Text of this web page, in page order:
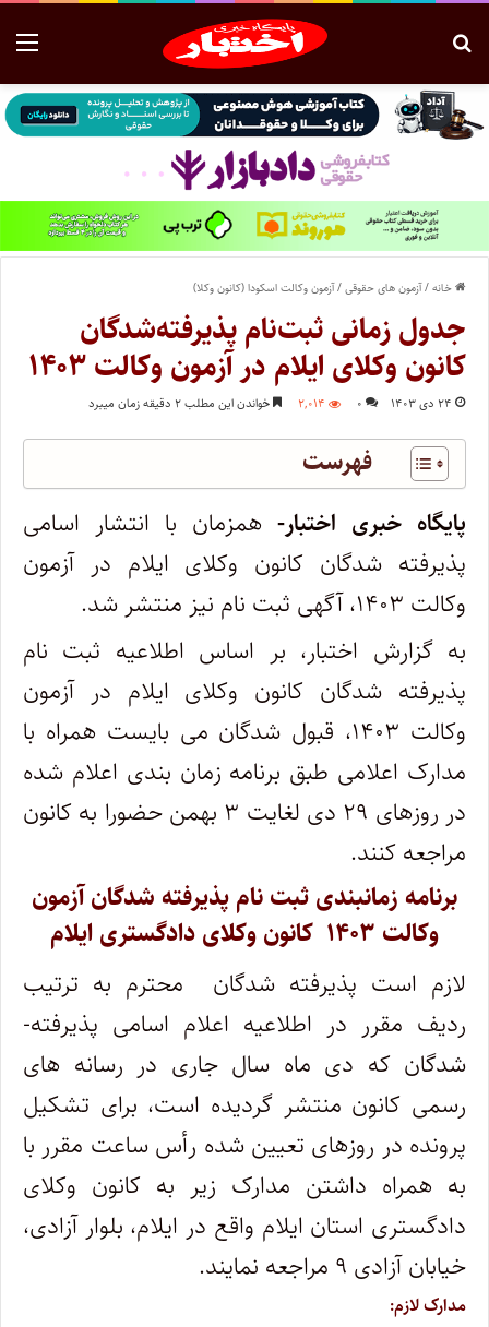
خانه/آزمون های حقوقی/آزمون وکالت اسکودا (کانون وکلا)
جدول زمانی ثبت‌نام پذیرفته‌شدگان
کانون وکلای ایلام در آزمون وکالت ۱۴۰۳
۲۴ دی ۱۴۰۳ ۰ ۲,۰۱۴ خواندن این مطلب ۲ دقیقه زمان میبرد
فهرست
پایگاه خبری اختبار- همزمان با انتشار اسامی
پذیرفته شدگان کانون وکلای ایلام در آزمون
وکالت ۱۴۰۳، آگهی ثبت نام نیز منتشر شد.
به گزارش اختبار، بر اساس اطلاعیه ثبت نام
پذیرفته شدگان کانون وکلای ایلام در آزمون
وکالت ۱۴۰۳، قبول شدگان می بایست همراه با
مدارک اعلامی طبق برنامه زمان بندی اعلام شده
در روزهای ۲۹ دی لغایت ۳ بهمن حضورا به کانون
مراجعه کنند.
برنامه زمانبندی ثبت نام پذیرفته ­شدگان آزمون
وکالت ۱۴۰۳ کانون وکلای دادگستری ایلام
لازم است پذیرفته­ شدگان محترم به ترتیب
ردیف مقرر در اطلاعیه اعلام اسامی پذیرفته­
شدگان که دی ماه سال جاری در رسانه ­های
رسمی کانون منتشر گردیده است، برای تشکیل
پرونده در روزهای تعیین شده رأس ساعت مقرر با
به همراه داشتن مدارک زیر به کانون وکلای
دادگستری استان ایلام واقع در ایلام، بلوار آزادی،
خیابان آزادی ۹ مراجعه نمایند.
مدارک لازم: